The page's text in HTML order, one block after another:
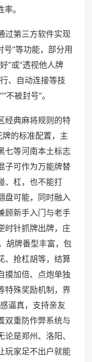
。
过第三方软件实现
号”等功能，部分用
”或“透视他人牌
、自动连接等技
被封号”。
经典麻将规则的特
的标准配置，主
七等河南本土标志
子可作为万能牌替
、杠，也不能打
盘可能，同时融入
顾新手入门与老手
时针抓牌出牌，庄
胡牌番型丰富，包
、抢杠胡等，结算
摸加倍、点炮单独
特殊奖励机制，界
逼真，支持亲友
双重防作弊系统与
是郑州、洛阳、
玩家足不出户就能